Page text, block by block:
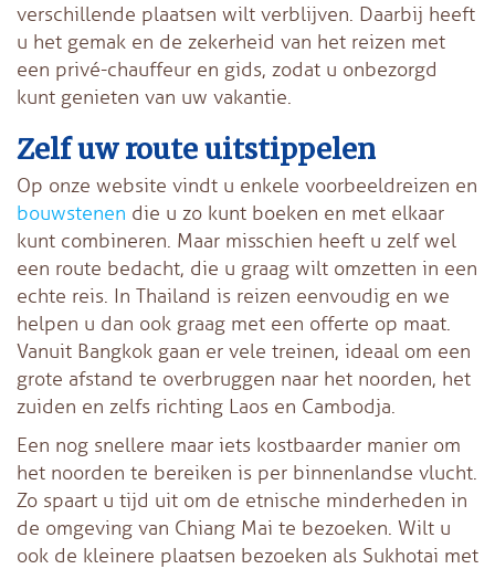
verschillende plaatsen wilt verblijven. Daarbij heeft
u het gemak en de zekerheid van het reizen met
een privé-chauffeur en gids, zodat u onbezorgd
kunt genieten van uw vakantie.
Zelf uw route uitstippelen
Op onze website vindt u enkele voorbeeldreizen en
bouwstenen die u zo kunt boeken en met elkaar
kunt combineren. Maar misschien heeft u zelf wel
een route bedacht, die u graag wilt omzetten in een
echte reis. In Thailand is reizen eenvoudig en we
helpen u dan ook graag met een offerte op maat.
Vanuit Bangkok gaan er vele treinen, ideaal om een
grote afstand te overbruggen naar het noorden, het
zuiden en zelfs richting Laos en Cambodja.
Een nog snellere maar iets kostbaarder manier om
het noorden te bereiken is per binnenlandse vlucht.
Zo spaart u tijd uit om de etnische minderheden in
de omgeving van Chiang Mai te bezoeken. Wilt u
ook de kleinere plaatsen bezoeken als Sukhotai met